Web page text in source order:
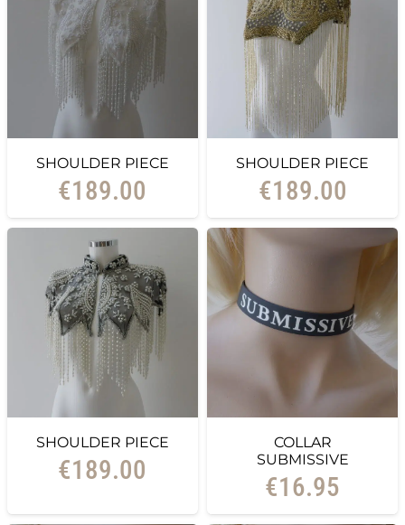
SHOULDER PIECE
€189.00
SHOULDER PIECE
€189.00
SHOULDER PIECE
€189.00
COLLAR
SUBMISSIVE
€16.95